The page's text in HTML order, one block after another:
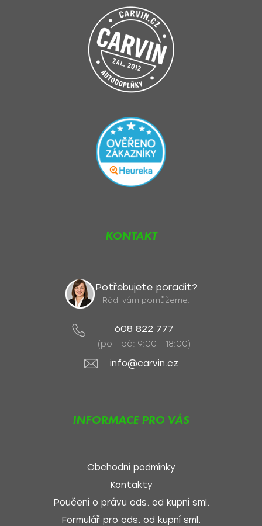
KONTAKT
Potřebujete poradit?
Rádi vám pomůžeme.
608 822 777
(po - pá: 9:00 - 18:00)
info@carvin.cz
INFORMACE PRO VÁS
Obchodní podmínky
Kontakty
Poučení o právu ods. od kupní sml.
Formulář pro ods. od kupní sml.